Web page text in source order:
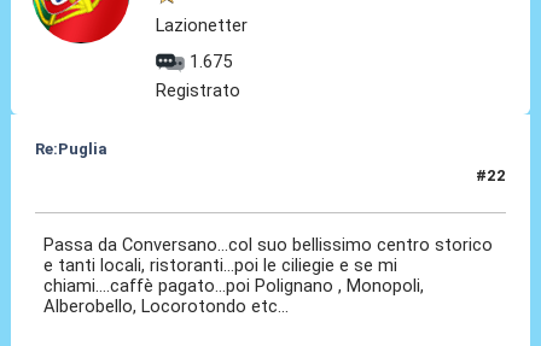
Lazionetter
1.675
Registrato
Re:Puglia
#22
Passa da Conversano...col suo bellissimo centro storico
e tanti locali, ristoranti...poi le ciliegie e se mi
chiami....caffè pagato...poi Polignano , Monopoli,
Alberobello, Locorotondo etc...